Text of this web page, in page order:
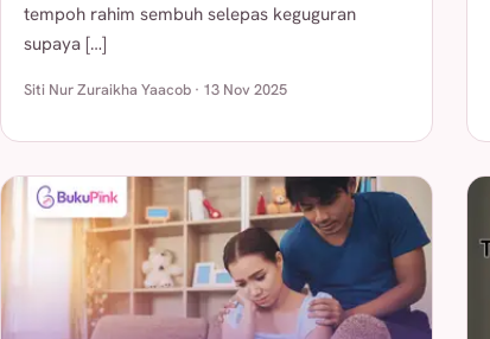
tempoh rahim sembuh selepas keguguran
supaya […]
Siti Nur Zuraikha Yaacob · 13 Nov 2025